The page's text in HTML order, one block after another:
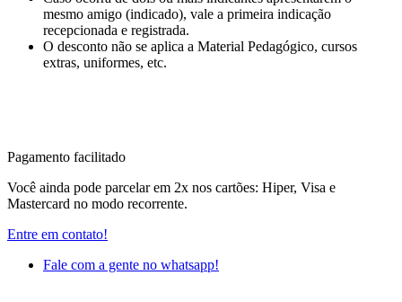
mesmo amigo (indicado), vale a primeira indicação
recepcionada e registrada.
O desconto não se aplica a Material Pedagógico, cursos
extras, uniformes, etc.
Pagamento facilitado
Você ainda pode parcelar em 2x nos cartões: Hiper, Visa e
Mastercard no modo recorrente.
Entre em contato!
Fale com a gente no whatsapp!